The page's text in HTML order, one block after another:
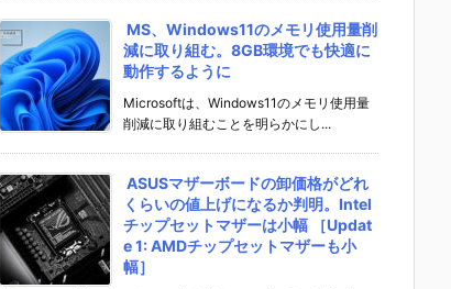
MS、Windows11のメモリ使用量削
減に取り組む。8GB環境でも快適に
動作するように
Microsoftは、Windows11のメモリ使用量
削減に取り組むことを明らかにし...
ASUSマザーボードの卸価格がどれ
くらいの値上げになるか判明。Intel
チップセットマザーは小幅 ［Updat
e 1: AMDチップセットマザーも小
幅］